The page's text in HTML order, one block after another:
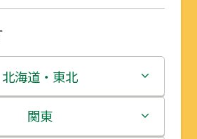
北海道・東北
北海道
関東